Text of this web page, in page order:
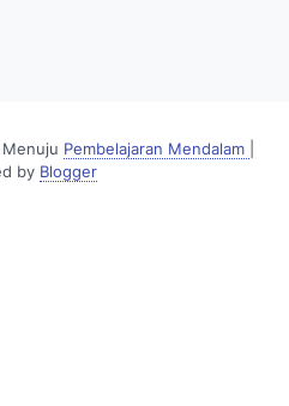
Pembelajaran Mendalam
by Blogger